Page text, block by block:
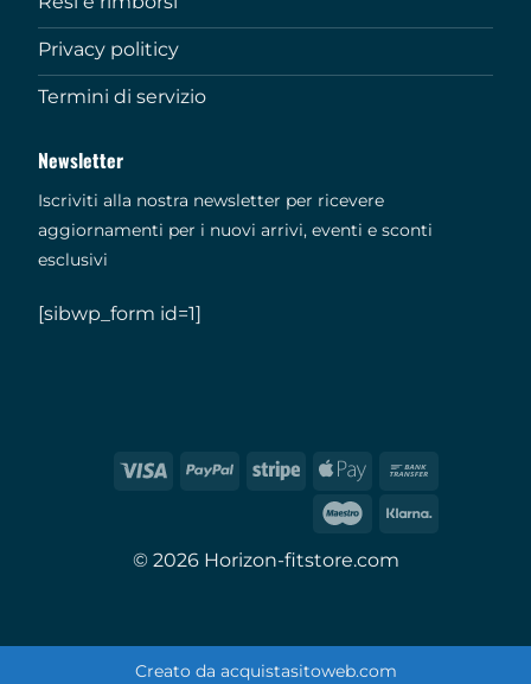
Privacy politicy
Termini di servizio
Newsletter
Iscriviti alla nostra newsletter per ricevere
aggiornamenti per i nuovi arrivi, eventi e sconti
esclusivi
[sibwp_form id=1]
© 2026 Horizon-fitstore.com
Creato da acquistasitoweb.com